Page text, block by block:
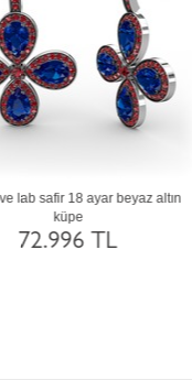
kuvars ve rodolit garnet 18
72.912 TL